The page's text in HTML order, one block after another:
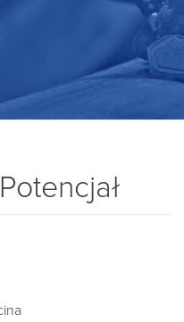
Potencjał